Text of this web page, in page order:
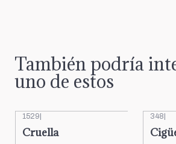
También podría
uno de estos
1529
Cruella
348